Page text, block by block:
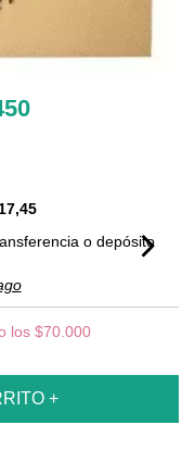
o depósito
los $70.000